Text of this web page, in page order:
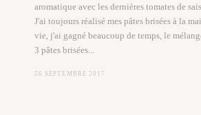
aromatique avec les dernières tomates de
J'ai toujours réalisé mes pâtes brisées à la
vie, j'ai gagné beaucoup de temps, le
3 pâtes brisées...
26 SEPTEMBRE 2017